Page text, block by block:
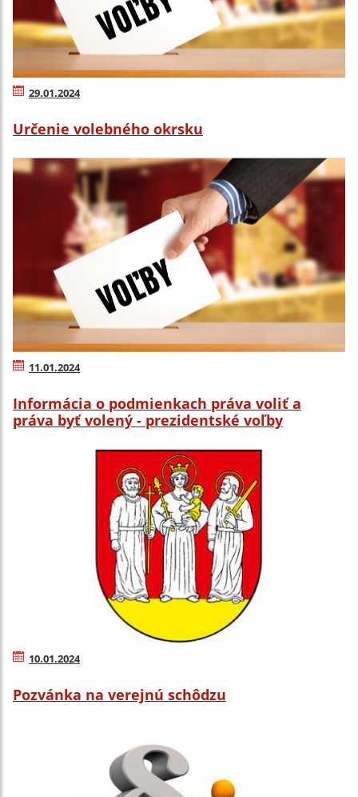
29.01.2024
Určenie volebného okrsku
11.01.2024
Informácia o podmienkach práva voliť a
práva byť volený - prezidentské voľby
10.01.2024
Pozvánka na verejnú schôdzu